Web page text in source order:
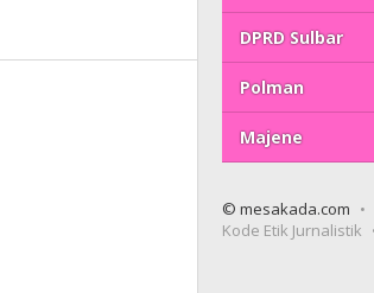
DPRD Sulbar
Polman
Majene
© mesakada.com
Kode Etik Jurnalistik